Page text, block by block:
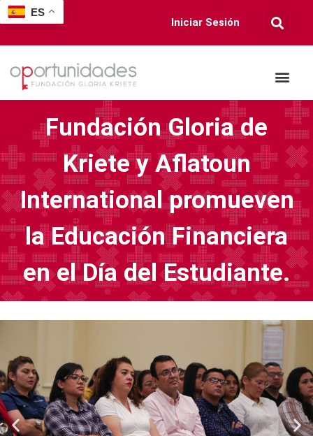
Iniciar Sesión
Fundación Gloria de
Kriete y Aflatoun
International promueven
la Educación Financiera
en el Día del Estudiante.
ES